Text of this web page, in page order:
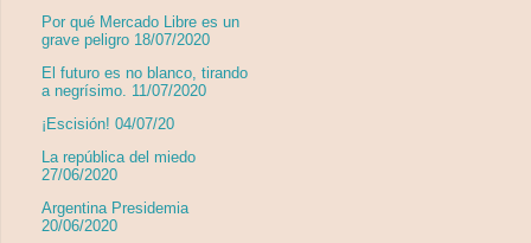
Por qué Mercado Libre es un
grave peligro 18/07/2020
El futuro es no blanco, tirando
a negrísimo. 11/07/2020
¡Escisión! 04/07/20
La república del miedo
27/06/2020
Argentina Presidemia
20/06/2020